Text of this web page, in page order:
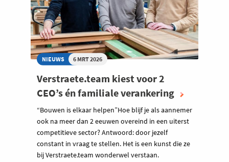
NIEUWS 6 MRT 2026
Verstraete.team kiest voor 2
CEO’s én familiale verankering
“Bouwen is elkaar helpen”Hoe blijf je als aannemer
ook na meer dan 2 eeuwen overeind in een uiterst
competitieve sector? Antwoord: door jezelf
constant in vraag te stellen. Het is een kunst die ze
bij Verstraete.team wonderwel verstaan.